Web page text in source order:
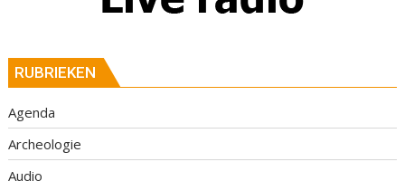
RUBRIEKEN
Agenda
Archeologie
Audio